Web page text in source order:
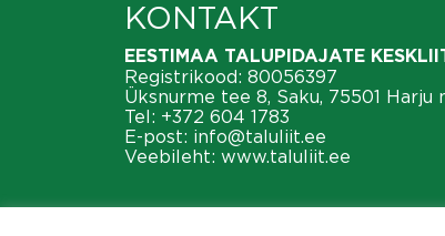
KONTAKT
EESTIMAA TALUPIDAJATE
Registrikood: 80056397
Üksnurme tee 8, Saku, 75501 Harju
Tel: +372 604 1783
E-post: info@taluliit.ee
Veebileht: www.taluliit.ee